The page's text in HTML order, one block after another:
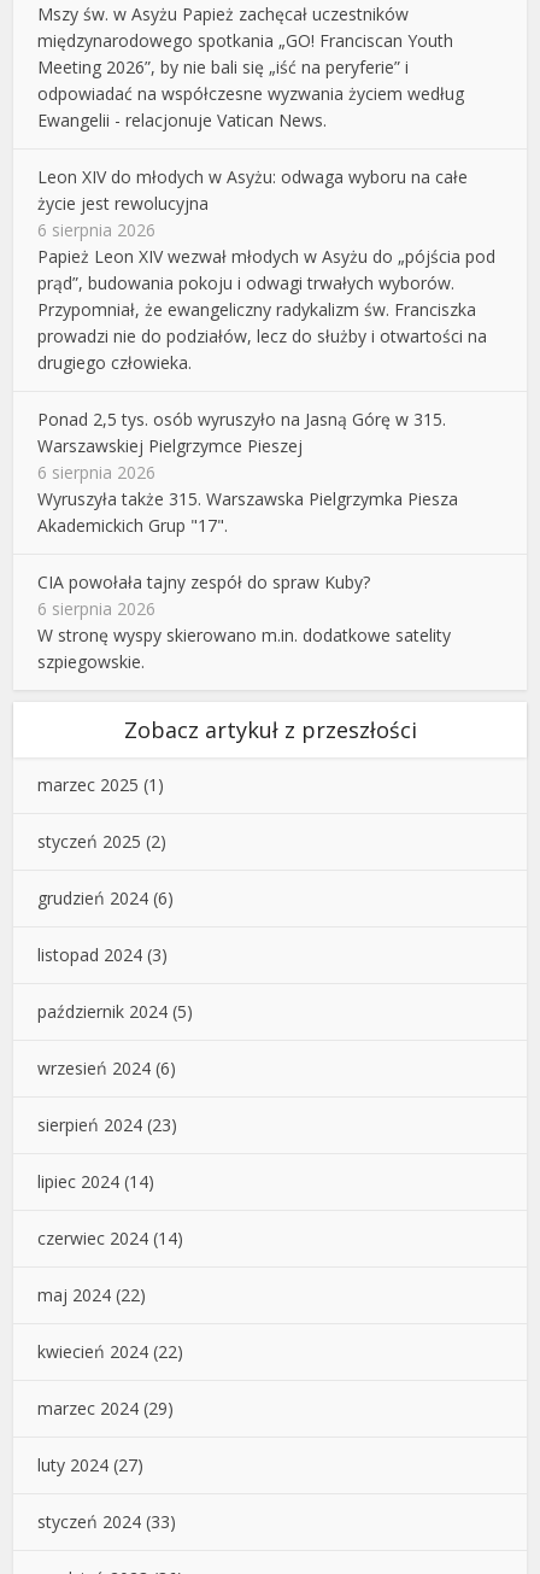
Mszy św. w Asyżu Papież zachęcał uczestników
międzynarodowego spotkania „GO! Franciscan Youth
Meeting 2026”, by nie bali się „iść na peryferie” i
odpowiadać na współczesne wyzwania życiem według
Ewangelii - relacjonuje Vatican News.
Leon XIV do młodych w Asyżu: odwaga wyboru na całe
życie jest rewolucyjna
6 sierpnia 2026
Papież Leon XIV wezwał młodych w Asyżu do „pójścia pod
prąd”, budowania pokoju i odwagi trwałych wyborów.
Przypomniał, że ewangeliczny radykalizm św. Franciszka
prowadzi nie do podziałów, lecz do służby i otwartości na
drugiego człowieka.
Ponad 2,5 tys. osób wyruszyło na Jasną Górę w 315.
Warszawskiej Pielgrzymce Pieszej
6 sierpnia 2026
Wyruszyła także 315. Warszawska Pielgrzymka Piesza
Akademickich Grup "17".
CIA powołała tajny zespół do spraw Kuby?
6 sierpnia 2026
W stronę wyspy skierowano m.in. dodatkowe satelity
szpiegowskie.
Zobacz artykuł z przeszłości
marzec 2025 (1)
styczeń 2025 (2)
grudzień 2024 (6)
listopad 2024 (3)
październik 2024 (5)
wrzesień 2024 (6)
sierpień 2024 (23)
lipiec 2024 (14)
czerwiec 2024 (14)
maj 2024 (22)
kwiecień 2024 (22)
marzec 2024 (29)
luty 2024 (27)
styczeń 2024 (33)